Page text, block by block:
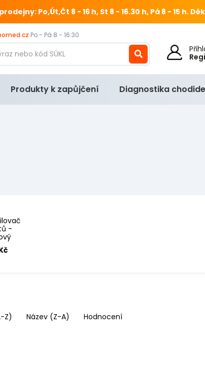
Po,Út,Čt 8 - 16 h, St 8 - 16.30 h, Pá 8 - 15 h.
Po - Pá 8 - 16:30
Produkty k zapůjčení Diagnostika
-
Z) Název (Z-A) Hodnocení